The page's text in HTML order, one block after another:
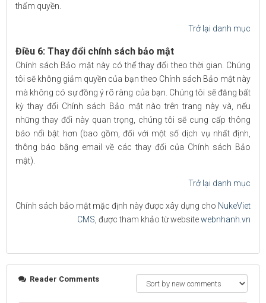
thẩm quyền.
Trở lại danh mục
Điều 6: Thay đổi chính sách bảo mật
Chính sách Bảo mật này có thể thay đổi theo thời gian. Chúng
tôi sẽ không giảm quyền của bạn theo Chính sách Bảo mật này
mà không có sự đồng ý rõ ràng của bạn. Chúng tôi sẽ đăng bất
kỳ thay đổi Chính sách Bảo mật nào trên trang này và, nếu
những thay đổi này quan trọng, chúng tôi sẽ cung cấp thông
báo nổi bật hơn (bao gồm, đối với một số dịch vụ nhất định,
thông báo bằng email về các thay đổi của Chính sách Bảo
mật).
Trở lại danh mục
Chính sách bảo mật mặc định này được xây dựng cho NukeViet
CMS , được tham khảo từ websitewebnhanh.vn
Reader Comments